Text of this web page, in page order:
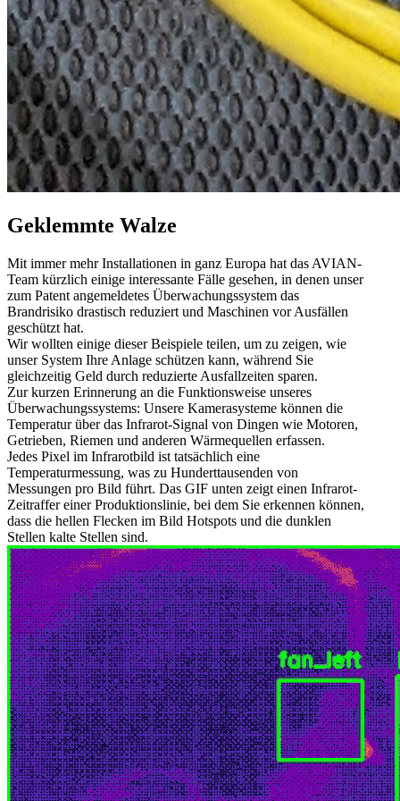
Geklemmte Walze
Mit immer mehr Installationen in ganz Europa hat das AVIAN-
Team kürzlich einige interessante Fälle gesehen, in denen unser
zum Patent angemeldetes Überwachungssystem das
Brandrisiko drastisch reduziert und Maschinen vor Ausfällen
geschützt hat.
Wir wollten einige dieser Beispiele teilen, um zu zeigen, wie
unser System Ihre Anlage schützen kann, während Sie
gleichzeitig Geld durch reduzierte Ausfallzeiten sparen.
Zur kurzen Erinnerung an die Funktionsweise unseres
Überwachungssystems: Unsere Kamerasysteme können die
Temperatur über das Infrarot-Signal von Dingen wie Motoren,
Getrieben, Riemen und anderen Wärmequellen erfassen.
Jedes Pixel im Infrarotbild ist tatsächlich eine
Temperaturmessung, was zu Hunderttausenden von
Messungen pro Bild führt. Das GIF unten zeigt einen Infrarot-
Zeitraffer einer Produktionslinie, bei dem Sie erkennen können,
dass die hellen Flecken im Bild Hotspots und die dunklen
Stellen kalte Stellen sind.